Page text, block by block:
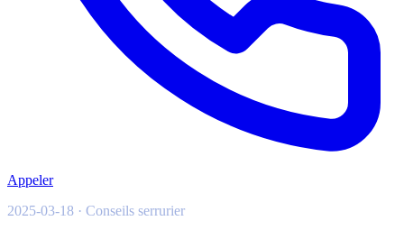
Appeler
2025-03-18 · Conseils serrurier